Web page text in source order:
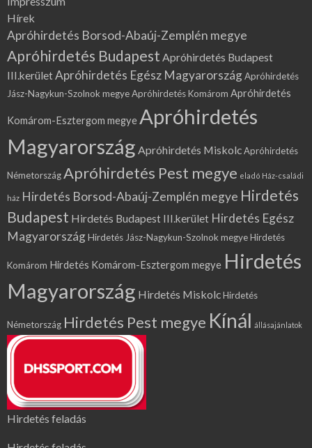
Hírek
Apróhirdetés Borsod-Abaúj-Zemplén megye
Apróhirdetés Budapest Apróhirdetés Budapest
III.kerületApróhirdetés Egész MagyarországApróhirdetés
Jász-Nagykun-Szolnok megyeApróhirdetés Komárom Apróhirdetés
Komárom-Esztergom megye Apróhirdetés
Magyarország Apróhirdetés MiskolcApróhirdetés
NémetországApróhirdetés Pest megye eladó Ház-családi
ház Hirdetés Borsod-Abaúj-Zemplén megye Hirdetés
Budapest Hirdetés Budapest III.kerület Hirdetés Egész
MagyarországHirdetés Jász-Nagykun-Szolnok megyeHirdetés
Komárom Hirdetés Komárom-Esztergom megye Hirdetés
Magyarország Hirdetés MiskolcHirdetés
Németország Hirdetés Pest megye Kínál állásajánlatok
Hirdetés feladás